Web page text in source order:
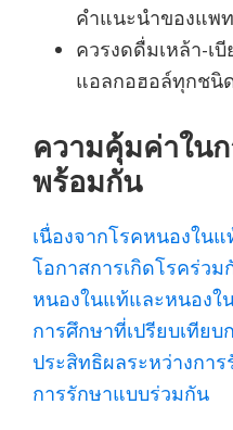
คำแนะนำของแพ
ควรงดดื่มเหล้า-เ
แอลกอฮอล์ทุกชนิ
ความคุ้มค่าในก
พร้อมกัน
เนื่องจากโรคหนองใน
โอกาสการเกิดโรคร่ว
หนองในแท้และหนองใ
การศึกษาที่เปรียบเทีย
ประสิทธิผลระหว่างกา
การรักษาแบบร่วมกัน